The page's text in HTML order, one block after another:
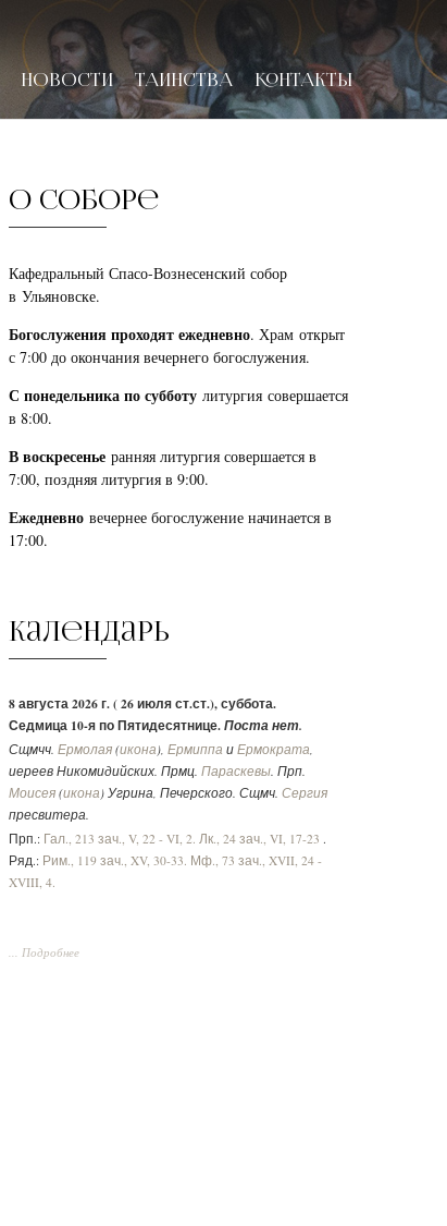
НОВОСТИ ТАИНСТВА КОНТАКТЫ
О соборе
Кафедральный Спасо-Вознесенский собор
в Ульяновске.
Богослужения проходят ежедневно. Храм открыт
с 7:00 до окончания вечернего богослужения.
С понедельника по субботулитургия совершается
в 8:00.
В воскресеньеранняя литургия совершается в
7:00, поздняя литургия в 9:00.
Ежедневновечернее богослужение начинается в
17:00.
Календарь
8 августа 2026 г. ( 26 июля ст.ст.), суббота.
Седмица 10-я по Пятидесятнице.Поста нет.
Сщмчч.Ермолая (икона),Ермиппа иЕрмократа,
иереев Никомидийских. Прмц.Параскевы. Прп.
Моисея (икона) Угрина, Печерского. Сщмч.Сергия
пресвитера.
Прп.: Гал., 213 зач., V, 22 - VI, 2. Лк., 24 зач., VI, 17-23 .
Ряд.: Рим., 119 зач., XV, 30-33. Мф., 73 зач., XVII, 24 -
XVIII, 4.
... Подробнее